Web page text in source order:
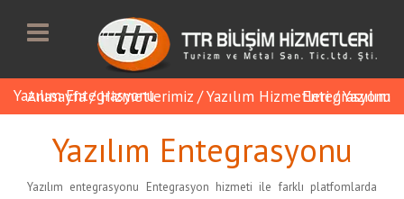
Yazılım Entegrasyonu
Anasayfa / Hizmetlerimiz /Yazılım Hizmetleri /
Yazılım Entegrasyonu
Yazılım Entegrasyonu
Yazılım entegrasyonu Entegrasyon hizmeti ile farklı platfomlarda